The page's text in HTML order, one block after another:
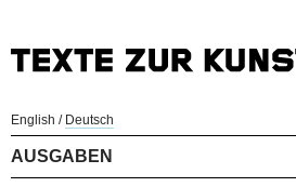
English / Deutsch
AUSGABEN